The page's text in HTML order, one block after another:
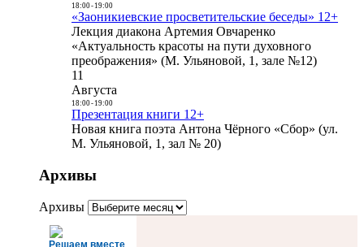
18:00- 19:00
«Заоникиевские просветительские беседы» 12+
Лекция диакона Артемия Овчаренко
«Актуальность красоты на пути духовного
преображения» (М. Ульяновой, 1, зале №12)
11
Августа
18:00- 19:00
Презентация книги 12+
Новая книга поэта Антона Чёрного «Сбор» (ул.
М. Ульяновой, 1, зал № 20)
Архивы
Архивы
Решаем вместе